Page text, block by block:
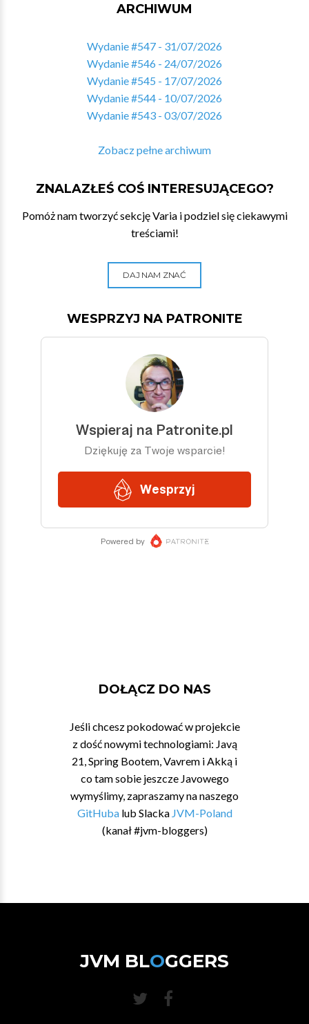
ARCHIWUM
Wydanie #547 - 31/07/2026
Wydanie #546 - 24/07/2026
Wydanie #545 - 17/07/2026
Wydanie #544 - 10/07/2026
Wydanie #543 - 03/07/2026
Zobacz pełne archiwum
ZNALAZŁEŚ COŚ INTERESUJĄCEGO?
Pomóż nam tworzyć sekcję Varia i podziel się ciekawymi
treściami!
DAJ NAM ZNAĆ
WESPRZYJ NA PATRONITE
DOŁĄCZ DO NAS
Jeśli chcesz pokodować w projekcie
z dość nowymi technologiami: Javą
21, Spring Bootem, Vavrem i Akką i
co tam sobie jeszcze Javowego
wymyślimy, zapraszamy na naszego
GitHubalub Slacka JVM-Poland
(kanał #jvm-bloggers)
JVM BLOGGERS